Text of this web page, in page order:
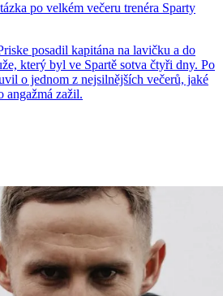
po velkém večeru trenéra Sparty
posadil kapitána na lavičku a do
který byl ve Spartě sotva čtyři dny. Po
o jednom z nejsilnějších večerů, jaké
angažmá zažil.